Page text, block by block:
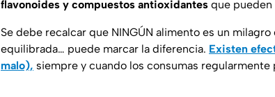
flavonoides y compuestos antioxidantes que pueden
Se debe recalcar que NINGÚN alimento es un
equilibrada… puede marcar la diferencia. Existen
malo), siempre y cuando los consumas regularmente